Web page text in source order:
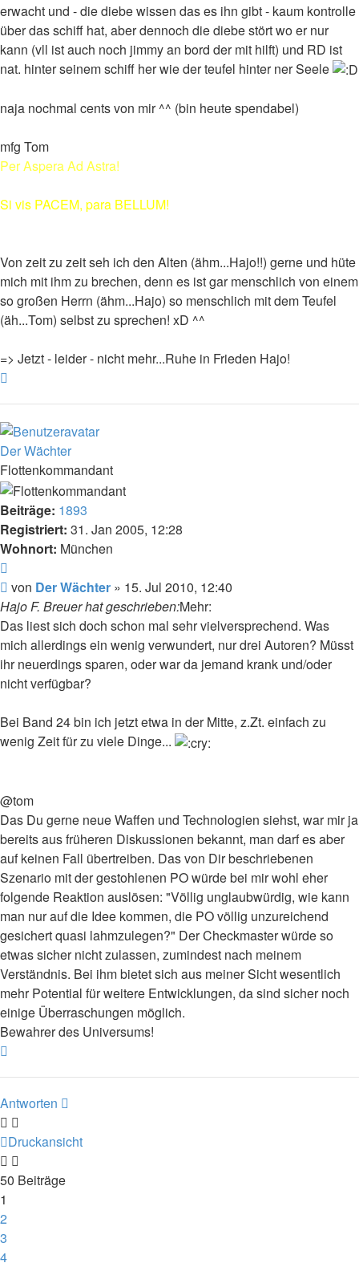
erwacht und - die diebe wissen das es ihn gibt - kaum kontrolle
über das schiff hat, aber dennoch die diebe stört wo er nur
kann (vll ist auch noch jimmy an bord der mit hilft) und RD ist
nat. hinter seinem schiff her wie der teufel hinter ner Seele
naja nochmal cents von mir ^^ (bin heute spendabel)
mfg Tom
Per Aspera Ad Astra!
Si vis PACEM, para BELLUM!
Von zeit zu zeit seh ich den Alten (ähm...Hajo!!) gerne und hüte
mich mit ihm zu brechen, denn es ist gar menschlich von einem
so großen Herrn (ähm...Hajo) so menschlich mit dem Teufel
(äh...Tom) selbst zu sprechen! xD ^^
=> Jetzt - leider - nicht mehr...Ruhe in Frieden Hajo!
Der Wächter
Flottenkommandant
Beiträge: 1893
Registriert: 31. Jan 2005, 12:28
Wohnort: München
Beitrag
von Der Wächter » 15. Jul 2010, 12:40
Hajo F. Breuer hat geschrieben:Mehr:
Das liest sich doch schon mal sehr vielversprechend. Was
mich allerdings ein wenig verwundert, nur drei Autoren? Müsst
ihr neuerdings sparen, oder war da jemand krank und/oder
nicht verfügbar?
Bei Band 24 bin ich jetzt etwa in der Mitte, z.Zt. einfach zu
wenig Zeit für zu viele Dinge...
@tom
Das Du gerne neue Waffen und Technologien siehst, war mir ja
bereits aus früheren Diskussionen bekannt, man darf es aber
auf keinen Fall übertreiben. Das von Dir beschriebenen
Szenario mit der gestohlenen PO würde bei mir wohl eher
folgende Reaktion auslösen: "Völlig unglaubwürdig, wie kann
man nur auf die Idee kommen, die PO völlig unzureichend
gesichert quasi lahmzulegen?" Der Checkmaster würde so
etwas sicher nicht zulassen, zumindest nach meinem
Verständnis. Bei ihm bietet sich aus meiner Sicht wesentlich
mehr Potential für weitere Entwicklungen, da sind sicher noch
einige Überraschungen möglich.
Bewahrer des Universums!
Antworten
Druckansicht
50 Beiträge
1
2
3
4